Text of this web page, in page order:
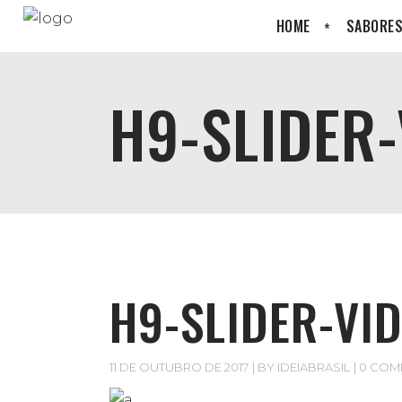
HOME
H9-
H9-SLIDER-
11 DE OUTUBRO DE 2017 BY IDEIABRASIL 0